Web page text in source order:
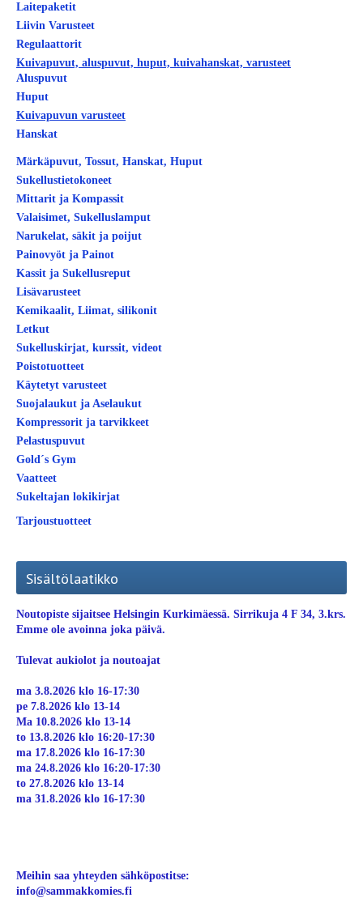
Laitepaketit
Liivin Varusteet
Regulaattorit
Kuivapuvut, aluspuvut, huput, kuivahanskat, varusteet
Aluspuvut
Huput
Kuivapuvun varusteet
Hanskat
Märkäpuvut, Tossut, Hanskat, Huput
Sukellustietokoneet
Mittarit ja Kompassit
Valaisimet, Sukelluslamput
Narukelat, säkit ja poijut
Painovyöt ja Painot
Kassit ja Sukellusreput
Lisävarusteet
Kemikaalit, Liimat, silikonit
Letkut
Sukelluskirjat, kurssit, videot
Poistotuotteet
Käytetyt varusteet
Suojalaukut ja Aselaukut
Kompressorit ja tarvikkeet
Pelastuspuvut
Gold´s Gym
Vaatteet
Sukeltajan lokikirjat
Tarjoustuotteet
Sisältölaatikko
Noutopiste sijaitsee Helsingin Kurkimäessä. Sirrikuja 4 F 34, 3.krs.
Emme ole avoinna joka päivä.
Tulevat aukiolot ja noutoajat
ma 3.8.2026 klo 16-17:30
pe 7.8.2026 klo 13-14
Ma 10.8.2026 klo 13-14
to 13.8.2026 klo 16:20-17:30
ma 17.8.2026 klo 16-17:30
ma 24.8.2026 klo 16:20-17:30
to 27.8.2026 klo 13-14
ma 31.8.2026 klo 16-17:30
Meihin saa yhteyden sähköpostitse:
info@sammakkomies.fi